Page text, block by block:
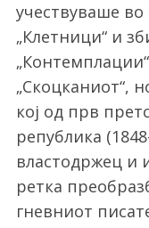
учествуваше
„Клетници“ и
„Скоцканиот“,
кој од прв
република
властодржец и
ретка
гневниот